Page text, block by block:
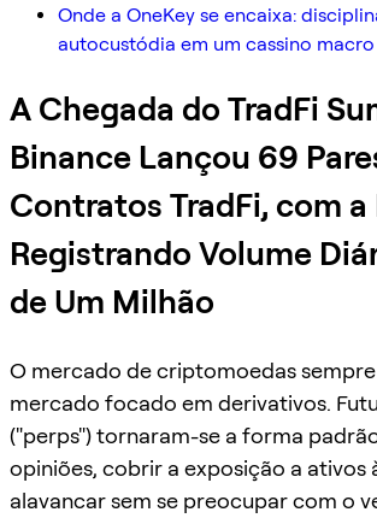
Onde a OneKey se encaixa:
autocustódia em um cassino
A Chegada do TradFi
Binance Lançou 69
Contratos TradFi, com
Registrando Volume
de Um Milhão
O mercado de criptomoedas
mercado focado em derivativos.
("perps") tornaram-se a forma
opiniões, cobrir a exposição a ativos
alavancar sem se preocupar com o